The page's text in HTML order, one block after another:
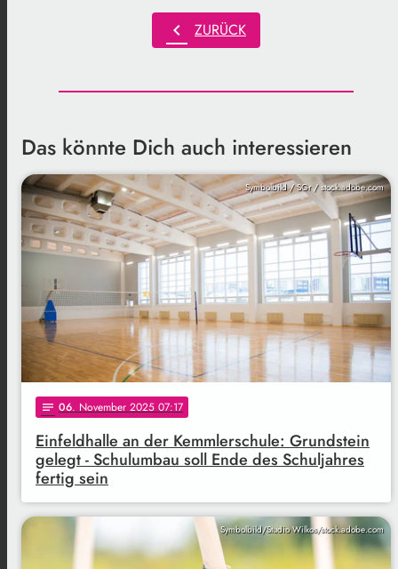
chevron_left ZURÜCK
Das könnte Dich auch interessieren
Symbolbild / SGr / stock.adobe.com
notes 06. November 2025 07:17
Einfeldhalle an der Kemmlerschule: Grundstein
gelegt - Schulumbau soll Ende des Schuljahres
fertig sein
Symbolbild/Studio Wilkos/stock.adobe.com